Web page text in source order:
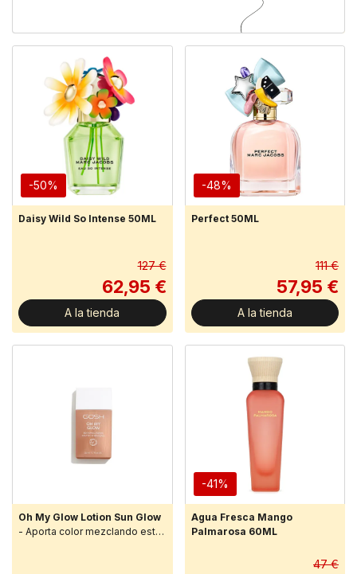
A la tienda
-50%
Daisy Wild So Intense 50ML
127 €
62,95 €
A la tienda
-48%
Perfect 50ML
111 €
57,95 €
A la tienda
Oh My Glow Lotion Sun Glow
- Aporta color mezclando este
-41%
Agua Fresca Mango
Palmarosa 60ML
47 €